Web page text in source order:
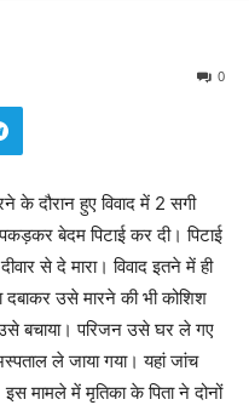
0
के दौरान हुए विवाद में 2 सगी
बेदम पिटाई कर दी। पिटाई
से दे मारा। विवाद इतने में ही
दबाकर उसे मारने की भी कोशिश
बचाया। परिजन उसे घर ले गए
ले जाया गया। यहां जांच
मामले में मृतिका के पिता ने दोनों